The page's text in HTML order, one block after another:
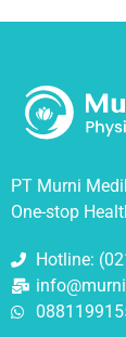
PT Murni
One-stop
Hotline: